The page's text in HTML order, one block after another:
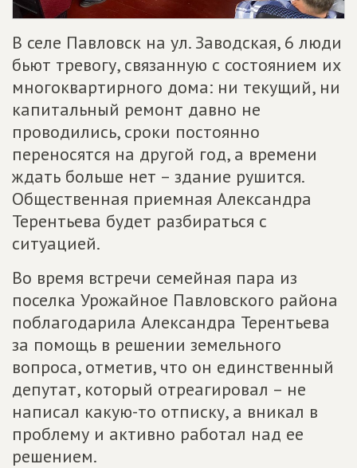
В селе Павловск на ул. Заводская, 6 люди
бьют тревогу, связанную с состоянием их
многоквартирного дома: ни текущий, ни
капитальный ремонт давно не
проводились, сроки постоянно
переносятся на другой год, а времени
ждать больше нет – здание рушится.
Общественная приемная Александра
Терентьева будет разбираться с
ситуацией.
Во время встречи семейная пара из
поселка Урожайное Павловского района
поблагодарила Александра Терентьева
за помощь в решении земельного
вопроса, отметив, что он единственный
депутат, который отреагировал – не
написал какую-то отписку, а вникал в
проблему и активно работал над ее
решением.